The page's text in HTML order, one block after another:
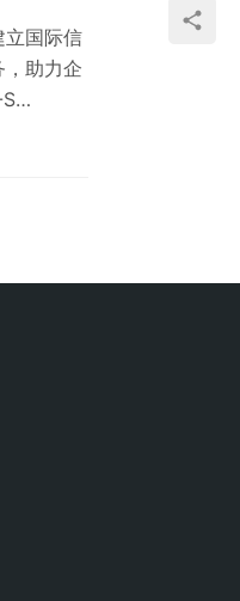
立国际信
助力企
重要通
加急服…